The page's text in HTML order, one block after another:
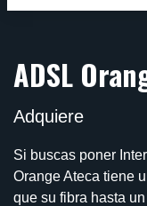
ADSL
Adquiere
Si buscas poner
Orange Ateca tiene
que su fibra hasta